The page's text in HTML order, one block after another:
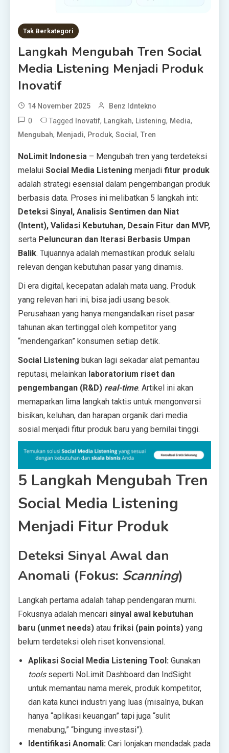
Tak Berkategori
Langkah Mengubah Tren Social
Media Listening Menjadi Produk
Inovatif
14 November 2025 Benz Idntekno
0 Tagged Inovatif, Langkah, Listening, Media,
Mengubah, Menjadi, Produk, Social , Tren
NoLimit Indonesia – Mengubah tren yang terdeteksi
melalui Social Media Listening menjadi fitur produk
adalah strategi esensial dalam pengembangan produk
berbasis data. Proses ini melibatkan 5 langkah inti:
Deteksi Sinyal, Analisis Sentimen dan Niat
(Intent), Validasi Kebutuhan, Desain Fitur dan MVP,
serta Peluncuran dan Iterasi Berbasis Umpan
Balik. Tujuannya adalah memastikan produk selalu
relevan dengan kebutuhan pasar yang dinamis.
Di era digital, kecepatan adalah mata uang. Produk
yang relevan hari ini, bisa jadi usang besok.
Perusahaan yang hanya mengandalkan riset pasar
tahunan akan tertinggal oleh kompetitor yang
“mendengarkan” konsumen setiap detik.
Social Listening bukan lagi sekadar alat pemantau
reputasi, melainkan laboratorium riset dan
pengembangan (R&D) real-time. Artikel ini akan
memaparkan lima langkah taktis untuk mengonversi
bisikan, keluhan, dan harapan organik dari media
sosial menjadi fitur produk baru yang bernilai tinggi.
5 Langkah Mengubah Tren
Social Media Listening
Menjadi Fitur Produk
Deteksi Sinyal Awal dan
Anomali (Fokus: Scanning)
Langkah pertama adalah tahap pendengaran murni.
Fokusnya adalah mencari sinyal awal kebutuhan
baru (unmet needs) atau friksi (pain points) yang
belum terdeteksi oleh riset konvensional.
Aplikasi Social Media Listening Tool: Gunakan
toolsseperti NoLimit Dashboard dan IndSight
untuk memantau nama merek, produk kompetitor,
dan kata kunci industri yang luas (misalnya, bukan
hanya “aplikasi keuangan” tapi juga “sulit
menabung,” “bingung investasi”).
Identifikasi Anomali: Cari lonjakan mendadak pada